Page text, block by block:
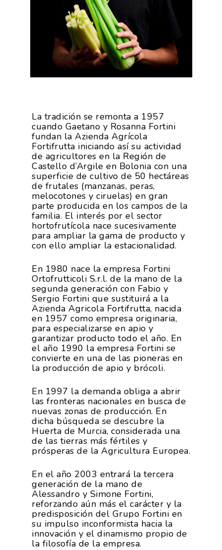
La tradición se remonta a 1957
cuando Gaetano y Rosanna Fortini
fundan la Azienda Agrícola
Fortifrutta iniciando así su actividad
de agricultores en la Región de
Castello d’Argile en Bolonia con una
superficie de cultivo de 50 hectáreas
de frutales (manzanas, peras,
melocotones y ciruelas) en gran
parte producida en los campos de la
familia. El interés por el sector
hortofrutícola nace sucesivamente
para ampliar la gama de producto y
con ello ampliar la estacionalidad.
En 1980 nace la empresa Fortini
Ortofrutticoli S.r.l. de la mano de la
segunda generación con Fabio y
Sergio Fortini que sustituirá a la
Azienda Agricola Fortifrutta, nacida
en 1957 como empresa originaria,
para especializarse en apio y
garantizar producto todo el año. En
el año 1990 la empresa Fortini se
convierte en una de las pioneras en
la producción de apio y brócoli.
En 1997 la demanda obliga a abrir
las fronteras nacionales en busca de
nuevas zonas de producción. En
dicha búsqueda se descubre la
Huerta de Murcia, considerada una
de las tierras más fértiles y
prósperas de la Agricultura Europea.
En el año 2003 entrará la tercera
generación de la mano de
Alessandro y Simone Fortini,
reforzando aún más el carácter y la
predisposición del Grupo Fortini en
su impulso inconformista hacia la
innovación y el dinamismo propio de
la filosofía de la empresa.